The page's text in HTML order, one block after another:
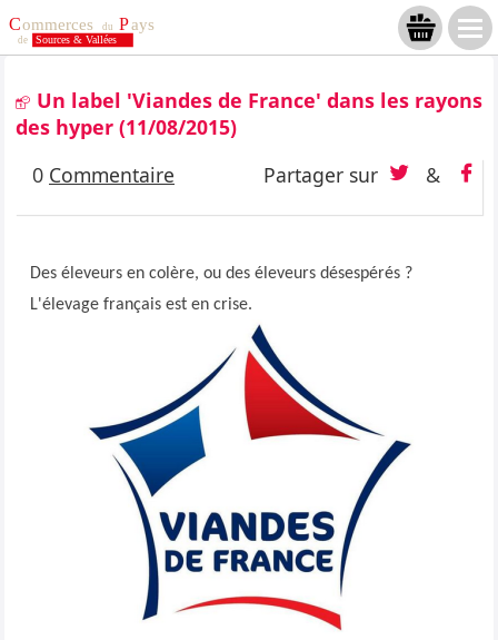
Un label 'Viandes de France' dans les rayons
des hyper (11/08/2015)
0 Commentaire Partager sur &
Des éleveurs en colère, ou des éleveurs désespérés ?
L'élevage français est en crise.